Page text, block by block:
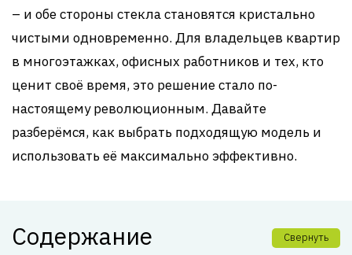
– и обе стороны стекла становятся кристально
чистыми одновременно. Для владельцев квартир
в многоэтажках, офисных работников и тех, кто
ценит своё время, это решение стало по-
настоящему революционным. Давайте
разберёмся, как выбрать подходящую модель и
использовать её максимально эффективно.
Содержание Свернуть